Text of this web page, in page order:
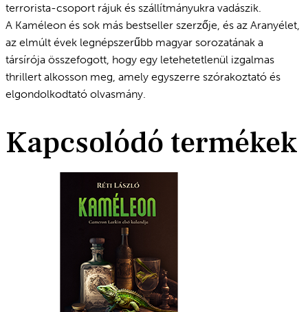
terrorista-csoport rájuk és szállítmányukra vadászik.
A Kaméleon és sok más bestseller szerzője, és az Aranyélet,
az elmúlt évek legnépszerűbb magyar sorozatának a
társírója összefogott, hogy egy letehetetlenül izgalmas
thrillert alkosson meg, amely egyszerre szórakoztató és
elgondolkodtató olvasmány.
Kapcsolódó termékek